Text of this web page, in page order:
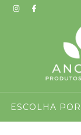
EM ROLL ON
ESCOLHA